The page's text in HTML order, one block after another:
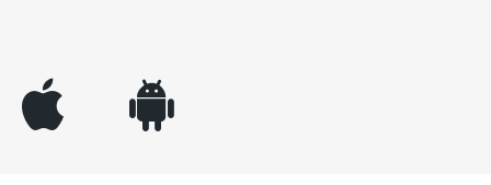
appleinc android